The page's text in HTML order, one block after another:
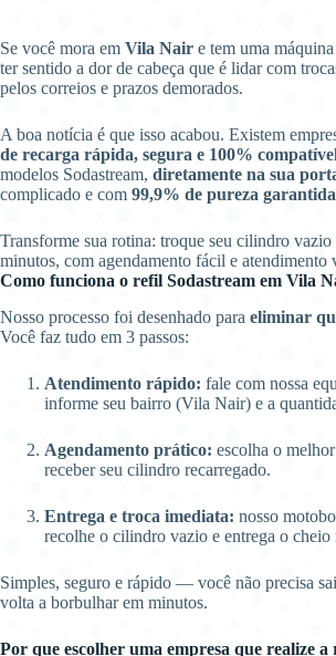
Se você mora em Vila Nair e tem uma máquina
ter sentido a dor de cabeça que é lidar com
pelos correios e prazos demorados.
A boa notícia é que isso acabou. Existem
de recarga rápida, segura e 100%
modelos Sodastream, diretamente na sua
complicado e com 99,9% de pureza
Transforme sua rotina: troque seu cilindro
minutos, com agendamento fácil e atendimento
Como funciona o refil Sodastream em Vila
Nosso processo foi desenhado para eliminar
Você faz tudo em 3 passos:
Atendimento rápido: fale com nossa
informe seu bairro (Vila Nair) e a
Agendamento prático: escolha o
receber seu cilindro recarregado.
Entrega e troca imediata: nosso
recolhe o cilindro vazio e entrega o cheio
Simples, seguro e rápido — você não precisa
volta a borbulhar em minutos.
Por que escolher uma empresa que realize a